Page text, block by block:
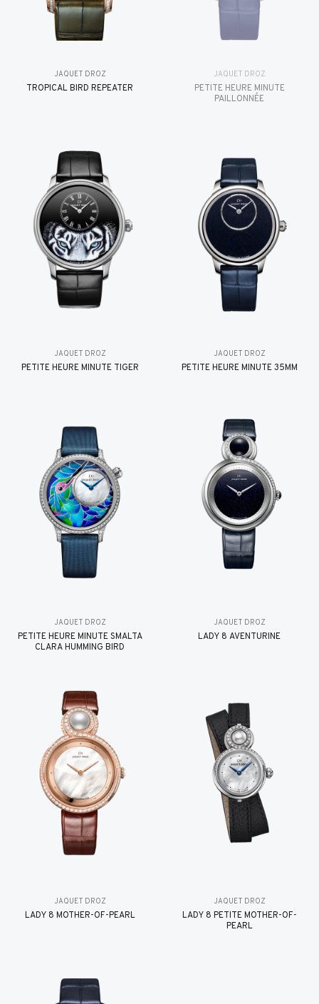
JAQUET DROZ
TROPICAL BIRD REPEATER
JAQUET DROZ
PETITE HEURE MINUTE
PAILLONNÉE
JAQUET DROZ
PETITE HEURE MINUTE TIGER
JAQUET DROZ
PETITE HEURE MINUTE 35MM
JAQUET DROZ
PETITE HEURE MINUTE SMALTA
CLARA HUMMING BIRD
JAQUET DROZ
LADY 8 AVENTURINE
JAQUET DROZ
LADY 8 MOTHER-OF-PEARL
JAQUET DROZ
LADY 8 PETITE MOTHER-OF-
PEARL